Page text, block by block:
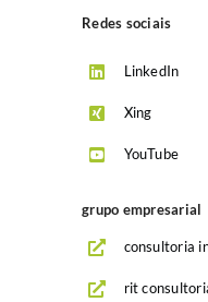
Redes sociais
LinkedIn
Xing
YouTube
grupo empresarial
consultoria
rit